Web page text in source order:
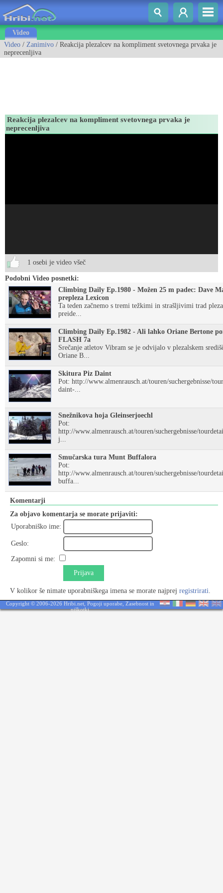
Video
Video / Zanimivo / Reakcija plezalcev na kompliment svetovnega prvaka je
neprecenljiva
Reakcija plezalcev na kompliment svetovnega prvaka je
neprecenljiva
1 osebi je video všeč
Podobni Video posnetki:
Climbing Daily Ep.1980 - Možen 25 m padec: Dave
prepleza Lexicon
Ta teden začnemo s tremi težkimi in strašljivimi trad
preide...
Climbing Daily Ep.1982 - Ali lahko Oriane Bertone
FLASH 7a
Srečanje atletov Vibram se je odvijalo v plezalskem
Oriane B...
Skitura Piz Daint
Pot: http://www.almenrausch.at/touren/suchergebnisse/
daint-...
Snežnikova hoja Gleinserjoechl
Pot:
http://www.almenrausch.at/touren/suchergebnisse/
j...
Smučarska tura Munt Buffalora
Pot:
http://www.almenrausch.at/touren/suchergebnisse/
buffa...
Komentarji
Za objavo komentarja se morate prijaviti:
Uporabniško ime:
Geslo:
Zapomni si me:
Prijava
V kolikor še nimate uporabniškega imena se morate najprej registrirati.
Copyright © 2006-2026 Hribi.net, Pogoji uporabe, Zasebnost in
piškotki